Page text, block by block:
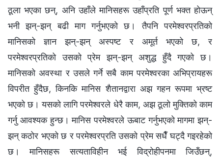
ठूला भएका छन्, अनि उहाँले मानिसहरू उहाँप्रति पूर्ण भक्त होऊन्
भनी झन्-झन् बढी माग गर्नुभएको छ। तैपनि परमेश्‍वरप्रतिको
मानिसको ज्ञान झन्-झन् अस्पष्ट र अमूर्त भएको छ, र
परमेश्‍वरप्रतिको उसको प्रेम झन्-झन् अशुद्ध हुँदै गएको छ।
मानिसको अवस्था र उसले गर्ने सबै काम परमेश्‍वरका अभिप्रायहरू
विपरीत हुँदैछ, किनकि मानिस शैतानद्वारा अझ गहन रूपमा भ्रष्ट
भएको छ। यसको लागि परमेश्‍वरले धेरै काम, अझ ठूलो मुक्तिको काम
गर्नु आवश्यक हुन्छ। मानिस परमेश्‍वरले ऊबाट गर्नुभएको मागमा झन्-
झन् कठोर भएको छ र परमेश्‍वरप्रति उसको प्रेम सधैँ घट्दै गइरहेको
छ। मानिसहरू सत्यताविहीन भई विद्रोहीपनमा जिउँछन्,